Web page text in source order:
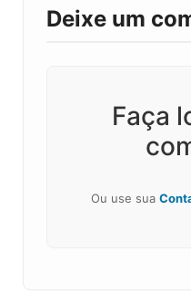
Deixe um
Faça
Ou use sua